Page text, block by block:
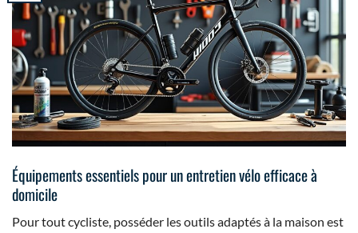
Équipements essentiels pour un entretien vélo efficace à
domicile
Pour tout cycliste, posséder les outils adaptés à la maison est